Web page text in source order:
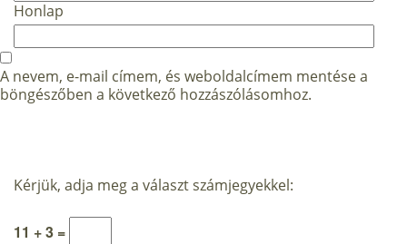
Honlap
A nevem, e-mail címem, és weboldalcímem mentése a
böngészőben a következő hozzászólásomhoz.
Kérjük, adja meg a választ számjegyekkel:
11 + 3 =